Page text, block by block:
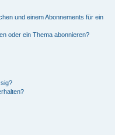
und einem Abonnements für ein
oder ein Thema abonnieren?